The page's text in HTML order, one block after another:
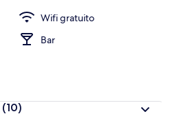
Wifi gratuito
Bar
(10)